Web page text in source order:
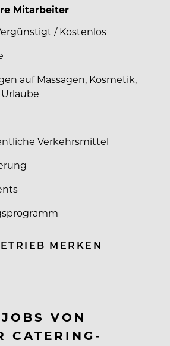
Mitarbeiter
/ Kostenlos
auf Massagen, Kosmetik,
Verkehrsmittel
MERKEN
VON
CATERING-